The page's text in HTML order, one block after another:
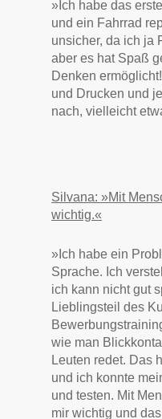
»Ich habe das
und ein Fahrrad
unsicher, da ich ja
aber es hat Spaß
Denken
und Drucken und
nach, vielleicht
Silvana: »Mit
wichtig.«
»Ich habe ein
Sprache. Ich
ich kann nicht gut
Lieblingsteil des
wie man
Leuten redet. Das
und ich konnte
und testen. Mit
mir wichtig und